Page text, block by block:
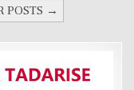
POSTS →